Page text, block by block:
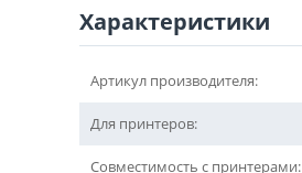
Характеристики
Артикул производителя:
Для принтеров:
Совместимость с принтерами: